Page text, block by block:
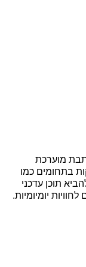
בשנת 1982, היא כותבת מוערכת
בתחומים כמו
תוכן עדכני
יומיומיות.